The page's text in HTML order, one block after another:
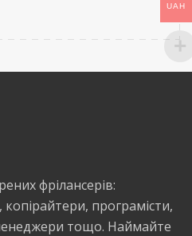
фрілансерів:
програмісти,
тощо. Наймайте
UAH